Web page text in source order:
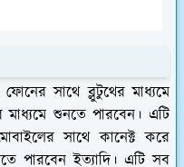
সাথে ব্লুটুথের মাধ্যমে
শুনতে পারবেন। এটি
সাথে কানেক্ট করে
পারবেন ইত্যাদি। এটি সব